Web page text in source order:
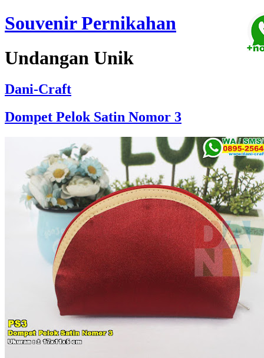
Souvenir Pernikahan
Undangan Unik
Dani-Craft
Dompet Pelok Satin Nomor 3